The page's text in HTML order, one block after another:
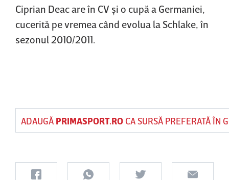
Ciprian Deac are în CV şi o cupă a Germaniei,
cucerită pe vremea când evolua la Schlake, în
sezonul 2010/2011.
ADAUGĂ PRIMASPORT.ROCA SURSĂ PREFERATĂ ÎN